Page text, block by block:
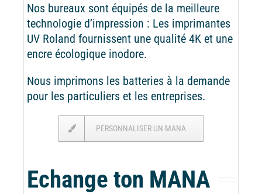
Nos bureaux sont équipés de la meilleure
technologie d’impression : Les imprimantes
UV Roland fournissent une qualité 4K et une
encre écologique inodore.
Nous imprimons les batteries à la demande
pour les particuliers et les entreprises.
PERSONNALISER UN MANA
Echange ton MANA